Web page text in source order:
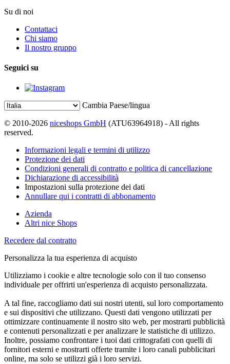
Su di noi
Contattaci
Chi siamo
Il nostro gruppo
Seguici su
Cambia Paese/lingua
© 2010-2026 niceshops GmbH (ATU63964918) - All rights
reserved.
Informazioni legali e termini di utilizzo
Protezione dei dati
Condizioni generali di contratto e politica di cancellazione
Dichiarazione di accessibilità
Impostazioni sulla protezione dei dati
Annullare qui i contratti di abbonamento
Azienda
Altri nice Shops
Recedere dal contratto
Personalizza la tua esperienza di acquisto
Utilizziamo i cookie e altre tecnologie solo con il tuo consenso
individuale per offrirti un'esperienza di acquisto personalizzata.
A tal fine, raccogliamo dati sui nostri utenti, sul loro comportamento
e sui dispositivi che utilizzano. Questi dati vengono utilizzati per
ottimizzare continuamente il nostro sito web, per mostrarti pubblicità
e contenuti personalizzati e per analizzare le statistiche di utilizzo.
Inoltre, possiamo confrontare i tuoi dati crittografati con quelli di
fornitori esterni e mostrarti offerte tramite i loro canali pubblicitari
online, ma solo se utilizzi già i loro servizi.